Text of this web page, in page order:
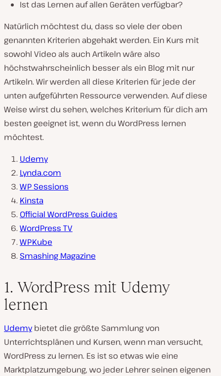
Ist das Lernen auf allen Geräten verfügbar?
Natürlich möchtest du, dass so viele der oben
genannten Kriterien abgehakt werden. Ein Kurs mit
sowohl Video als auch Artikeln wäre also
höchstwahrscheinlich besser als ein Blog mit nur
Artikeln. Wir werden all diese Kriterien für jede der
unten aufgeführten Ressource verwenden. Auf diese
Weise wirst du sehen, welches Kriterium für dich am
besten geeignet ist, wenn du WordPress lernen
möchtest.
Udemy
Lynda.com
WP Sessions
Kinsta
Official WordPress Guides
WordPress TV
WPKube
Smashing Magazine
1. WordPress mit Udemy
lernen
Udemybietet die größte Sammlung von
Unterrichtsplänen und Kursen, wenn man versucht,
WordPress zu lernen. Es ist so etwas wie eine
Marktplatzumgebung, wo jeder Lehrer seinen eigenen